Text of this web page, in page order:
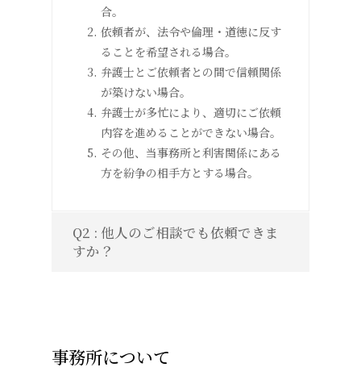
合。
依頼者が、法令や倫理・道徳に反す
ることを希望される場合。
弁護士とご依頼者との間で信頼関係
が築けない場合。
弁護士が多忙により、適切にご依頼
内容を進めることができない場合。
その他、当事務所と利害関係にある
方を紛争の相手方とする場合。
Q2 : 他人のご相談でも依頼できま
すか？
事務所について